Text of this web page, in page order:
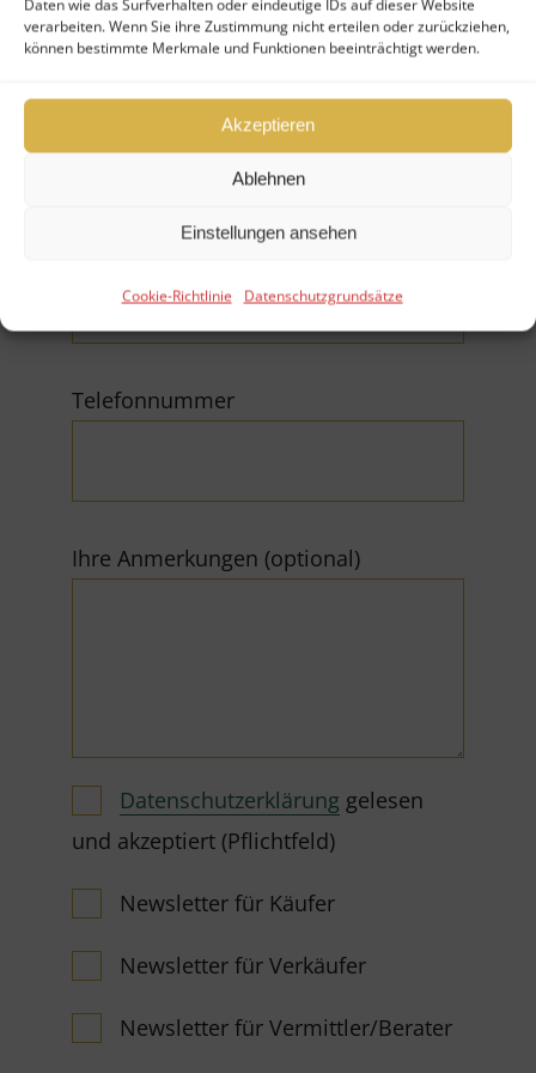
Daten wie das Surfverhalten oder eindeutige IDs auf dieser Website
verarbeiten. Wenn Sie ihre Zustimmung nicht erteilen oder zurückziehen,
können bestimmte Merkmale und Funktionen beeinträchtigt werden.
Akzeptieren
Ablehnen
Einstellungen ansehen
Cookie-Richtlinie Datenschutzgrundsätze
E-Mail (*Pflichtfeld)
Telefonnummer
Ihre Anmerkungen (optional)
Datenschutzerklärung gelesen
und akzeptiert (Pflichtfeld)
Newsletter für Käufer
Newsletter für Verkäufer
Newsletter für Vermittler/Berater